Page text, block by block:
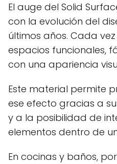
El auge del Solid
con la evolución del
últimos años. Cada
espacios funcionales,
con una apariencia
Este material permite
ese efecto gracias a
y a la posibilidad de
elementos dentro de
En cocinas y baños,